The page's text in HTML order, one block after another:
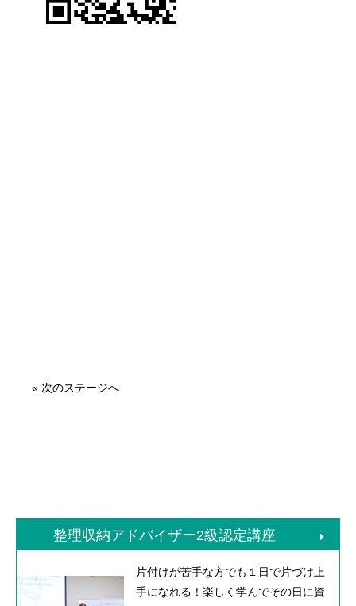
« 次のステージへ
整理収納アドバイザー2級認定講座
片付けが苦手な方でも１日で片づけ上
手になれる！楽しく学んでその日に資